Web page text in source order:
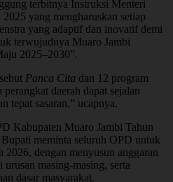
terbitnya Instruksi Menteri
yang mengharuskan setiap
yang adaptif dan inovatif demi
terwujudnya Muaro Jambi
2025–2030”.
Panca Cita dan 12 program
daerah dapat sejalan
tepat sasaran,” ucapnya.
Kabupaten Muaro Jambi Tahun
meminta seluruh OPD untuk
2026, dengan menyusun anggaran
urusan masing-masing, serta
dasar masyarakat.